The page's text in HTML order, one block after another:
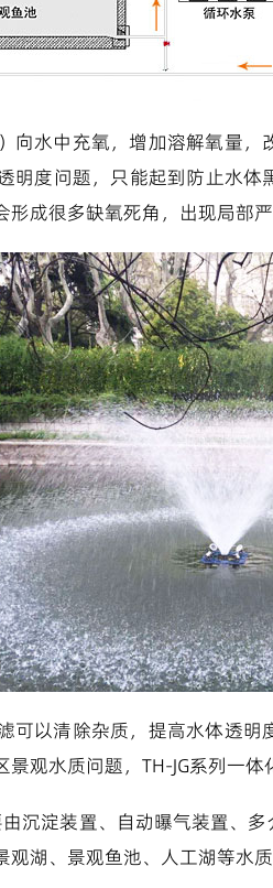
向水中充氧，增加溶解氧量
明度问题，只能起到防止水
成很多缺氧死角，出现局部严
可以清除杂质，提高水体透
观水质问题，TH-JG系列一体
沉淀装置、自动曝气装置、
湖、景观鱼池、人工湖等水质